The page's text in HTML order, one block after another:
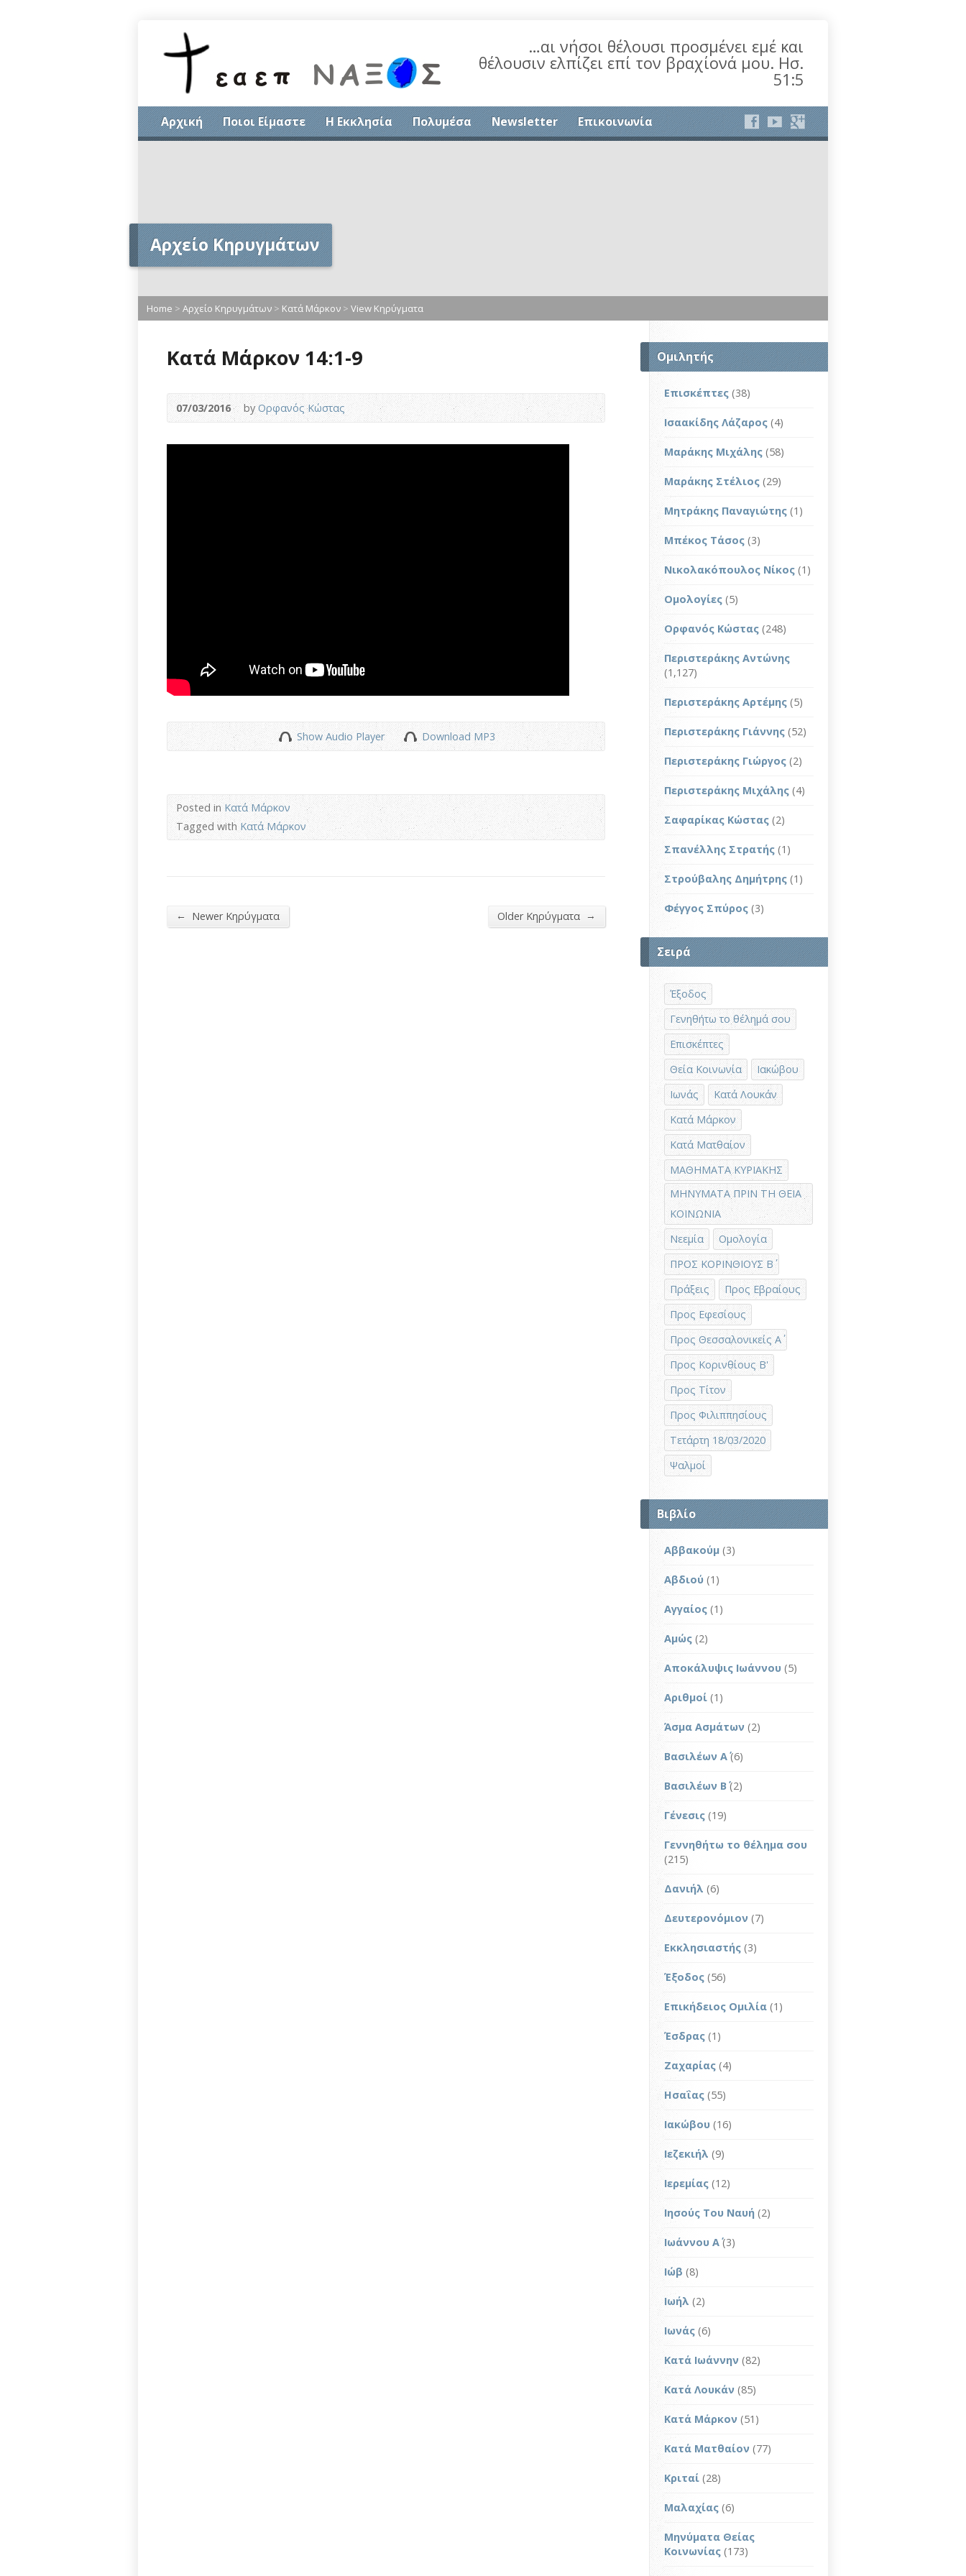
…αι νήσοι θέλουσι προσμένει εμέ και
θέλουσιν ελπίζει επί τον βραχίονά μου. Ησ.
51:5
Αρχική Ποιοι Είμαστε Η Εκκλησία Πολυμέσα Newsletter Επικοινωνία
Αρχείο Κηρυγμάτων
Home > Αρχείο Κηρυγμάτων > Κατά Μάρκον > View Κηρύγματα
Κατά Μάρκον 14:1-9
07/03/2016 byΟρφανός Κώστας
Show Audio Player Download MP3
Posted inΚατά Μάρκον
Tagged withΚατά Μάρκον
← Newer Κηρύγματα Older Κηρύγματα →
Ομιλητής
Επισκέπτες (38)
Ισαακίδης Λάζαρος (4)
Μαράκης Μιχάλης (58)
Μαράκης Στέλιος (29)
Μητράκης Παναγιώτης (1)
Μπέκος Τάσος (3)
Νικολακόπουλος Νίκος (1)
Ομολογίες (5)
Ορφανός Κώστας (248)
Περιστεράκης Αντώνης
(1,127)
Περιστεράκης Αρτέμης (5)
Περιστεράκης Γιάννης (52)
Περιστεράκης Γιώργος (2)
Περιστεράκης Μιχάλης (4)
Σαφαρίκας Κώστας (2)
Σπανέλλης Στρατής (1)
Στρούβαλης Δημήτρης (1)
Φέγγος Σπύρος (3)
Σειρά
Έξοδος
Γενηθήτω το θέλημά σου
Επισκέπτες
Θεία Κοινωνία
Ιακώβου
Ιωνάς
Κατά Λουκάν
Κατά Μάρκον
Κατά Ματθαίον
ΜΑΘΗΜΑΤΑ ΚΥΡΙΑΚΗΣ
ΜΗΝΥΜΑΤΑ ΠΡΙΝ ΤΗ ΘΕΙΑ
ΚΟΙΝΩΝΙΑ
Νεεμία
Ομολογία
ΠΡΟΣ ΚΟΡΙΝΘΙΟΥΣ Β΄
Πράξεις
Προς Εβραίους
Προς Εφεσίους
Προς Θεσσαλονικείς Α΄
Προς Κορινθίους Β'
Προς Τίτον
Προς Φιλιππησίους
Τετάρτη 18/03/2020
Ψαλμοί
Βιβλίο
Αββακούμ (3)
Αβδιού (1)
Αγγαίος (1)
Αμώς (2)
Αποκάλυψις Ιωάννου (5)
Αριθμοί (1)
Άσμα Ασμάτων (2)
Βασιλέων Α΄(6)
Βασιλέων Β΄ (2)
Γένεσις (19)
Γεννηθήτω το θέλημα σου
(215)
Δανιήλ (6)
Δευτερονόμιον (7)
Εκκλησιαστής (3)
Έξοδος (56)
Επικήδειος Ομιλία (1)
Έσδρας (1)
Ζαχαρίας (4)
Ησαΐας (55)
Ιακώβου (16)
Ιεζεκιήλ (9)
Ιερεμίας (12)
Ιησούς Του Ναυή (2)
Ιωάννου Α΄(3)
Ιώβ (8)
Ιωήλ (2)
Ιωνάς (6)
Κατά Ιωάννην (82)
Κατά Λουκάν (85)
Κατά Μάρκον (51)
Κατά Ματθαίον (77)
Κριταί (28)
Μαλαχίας (6)
Μηνύματα Θείας
Κοινωνίας (173)